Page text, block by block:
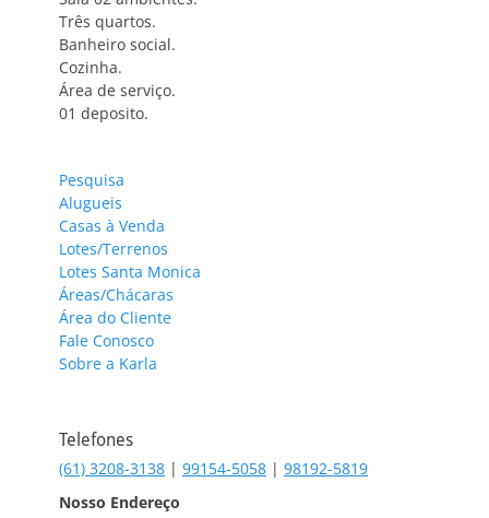
Três quartos.
Banheiro social.
Cozinha.
Área de serviço.
01 deposito.
Pesquisa
Alugueis
Casas à Venda
Lotes/Terrenos
Lotes Santa Monica
Áreas/Chácaras
Área do Cliente
Fale Conosco
Sobre a Karla
Telefones
(61) 3208-3138 | 99154-5058 | 98192-5819
Nosso Endereço